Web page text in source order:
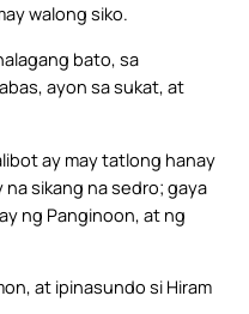
walong siko.
bato, sa
ayon sa sukat, at
ay may tatlong hanay
sikang na sedro; gaya
ng Panginoon, at ng
at ipinasundo si Hiram